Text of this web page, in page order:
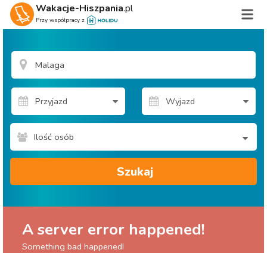
Wakacje-Hiszpania.pl
Przy współpracy z
Ilość osób
Szukaj
A server error happened!
Something bad happened!